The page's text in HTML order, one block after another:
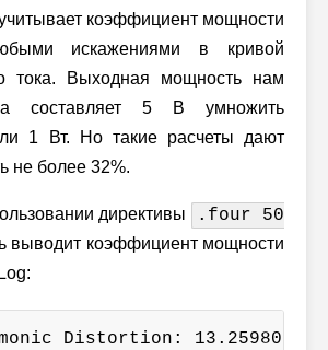
коэффициент мощности
искажениями в кривой
тока. Выходная мощность нам
составляет 5 В умножить
1 Вт. Но такие расчеты дают
не более 32%.
директивы
.four 50
выводит коэффициент мощности
Distortion: 13.259803%